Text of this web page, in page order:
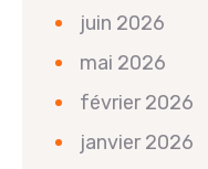
juin 2026
mai 2026
février 2026
janvier 2026